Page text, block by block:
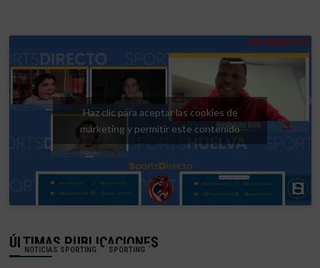
Haz clic para aceptar las cookies de
márketing y permitir este contenido
ÚLTIMAS PUBLICACIONES
NOTICIAS SPORTING SPORTING